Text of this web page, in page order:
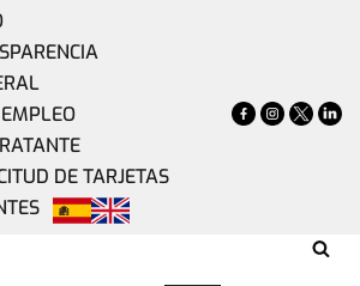
DE TARJETAS
La multinacional Oesía-Tecnobit